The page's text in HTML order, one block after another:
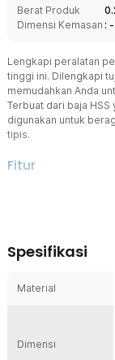
Berat Produk
Dimensi Kemasan : -
Lengkapi peralatan
tinggi ini. Dilengkapi
memudahkan Anda
Terbuat dari baja HSS
digunakan untuk
tipis.
Fitur
Set ini terdiri dari
mata bor sesuai
Cocok untuk
termasuk kayu,
ketajaman
bahan lunak
Spesifikasi
Material
Dimensi